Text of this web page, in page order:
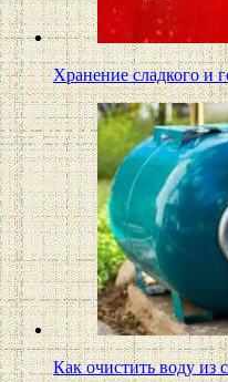
Хранение сладкого и
Как очистить воду из